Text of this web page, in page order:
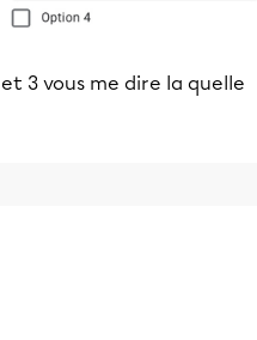
3 vous me dire la quelle